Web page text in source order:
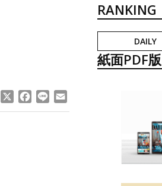
Facebook
Line
RANKING
DAILY
紙面PDF版